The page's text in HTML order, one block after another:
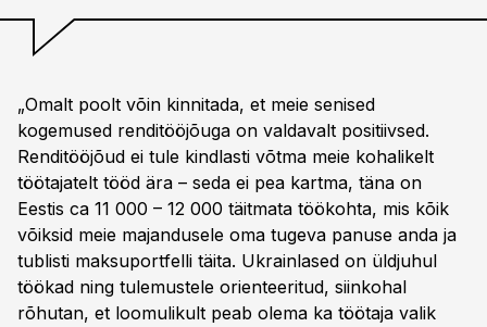
„Omalt poolt võin kinnitada, et meie senised
kogemused renditööjõuga on valdavalt positiivsed.
Renditööjõud ei tule kindlasti võtma meie kohalikelt
töötajatelt tööd ära – seda ei pea kartma, täna on
Eestis ca 11 000 – 12 000 täitmata töökohta, mis kõik
võiksid meie majandusele oma tugeva panuse anda ja
tublisti maksuportfelli täita. Ukrainlased on üldjuhul
töökad ning tulemustele orienteeritud, siinkohal
rõhutan, et loomulikult peab olema ka töötaja valik